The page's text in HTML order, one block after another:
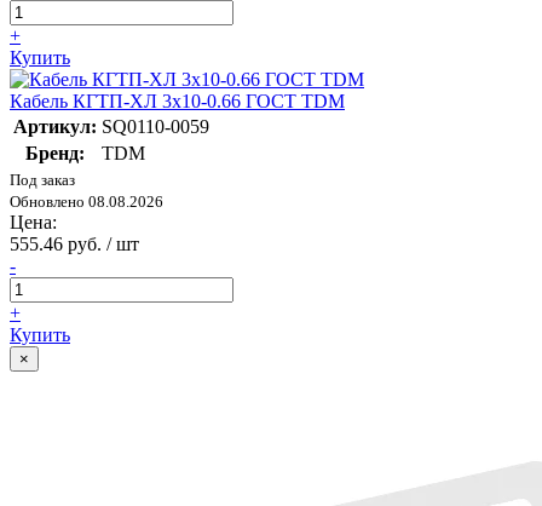
+
Купить
Кабель КГТП-ХЛ 3х10-0.66 ГОСТ TDM
Артикул: SQ0110-0059
Бренд:
TDM
Под заказ
Обновлено 08.08.2026
Цена:
555.46 руб. / шт
-
+
Купить
×